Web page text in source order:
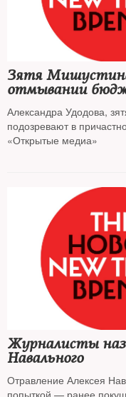
Зятя
отмывании
Александра Удодова,
подозревают в
«Открытые медиа»
Журналисты
Навального
Отравление Алексея
попыткой — ранее